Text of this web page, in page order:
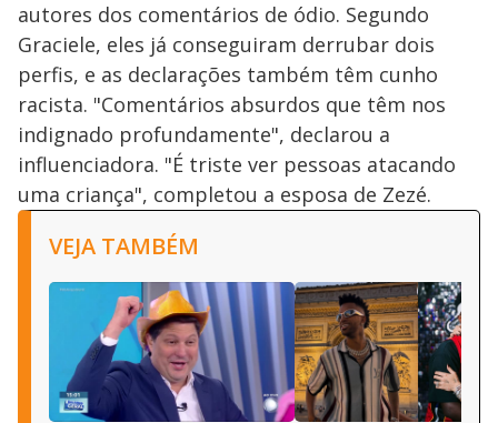
autores dos comentários de ódio. Segundo
Graciele, eles já conseguiram derrubar dois
perfis, e as declarações também têm cunho
racista. "Comentários absurdos que têm nos
indignado profundamente", declarou a
influenciadora. "É triste ver pessoas atacando
uma criança", completou a esposa de Zezé.
VEJA TAMBÉM